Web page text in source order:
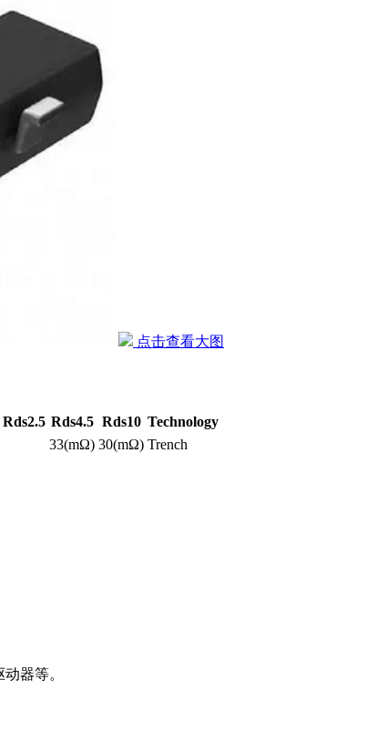
点击查看大图
Rds2.5 Rds4.5 Rds10 Technology
33(mΩ) 30(mΩ) Trench
器等。